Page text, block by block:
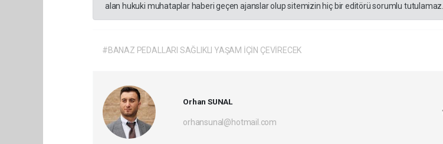
alan hukuki muhataplar haberi geçen ajanslar olup sitemizin hiç bir editörü sorumlu tutulamaz...
#BANAZ PEDALLARI SAĞLIKLI YAŞAM İÇİN ÇEVİRECEK
Orhan SUNAL
orhansunal@hotmail.com